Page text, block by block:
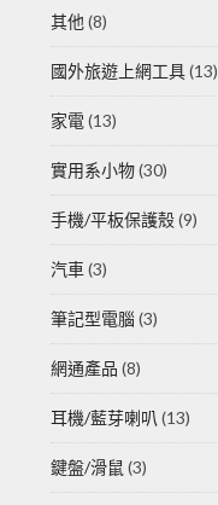
其他 (8)
國外旅遊上網工具(13)
家電 (13)
實用系小物(30)
手機/平板保護殼(9)
汽車 (3)
筆記型電腦(3)
網通產品 (8)
耳機/藍芽喇叭 (13)
鍵盤/滑鼠 (3)